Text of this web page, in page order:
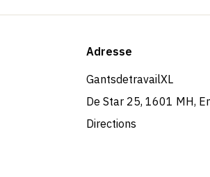
Adresse
GantsdetravailXL
De Star 25, 1601 MH,
Directions